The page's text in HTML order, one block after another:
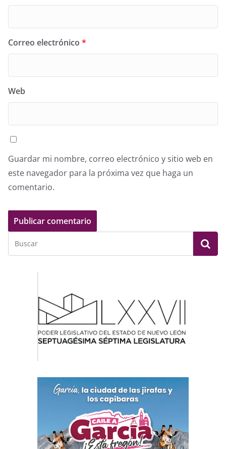
Correo electrónico *
Web
Guardar mi nombre, correo electrónico y sitio web en
este navegador para la próxima vez que haga un
comentario.